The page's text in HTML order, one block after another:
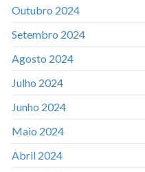
Outubro 2024
Setembro 2024
Agosto 2024
Julho 2024
Junho 2024
Maio 2024
Abril 2024